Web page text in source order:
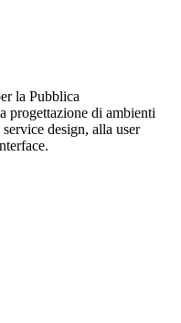
la Pubblica
progettazione di ambienti
design, alla user